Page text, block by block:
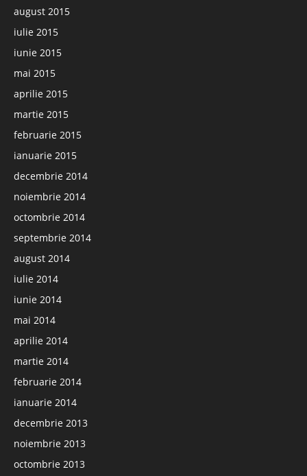
august 2015
iulie 2015
iunie 2015
mai 2015
aprilie 2015
martie 2015
februarie 2015
ianuarie 2015
decembrie 2014
noiembrie 2014
octombrie 2014
septembrie 2014
august 2014
iulie 2014
iunie 2014
mai 2014
aprilie 2014
martie 2014
februarie 2014
ianuarie 2014
decembrie 2013
noiembrie 2013
octombrie 2013